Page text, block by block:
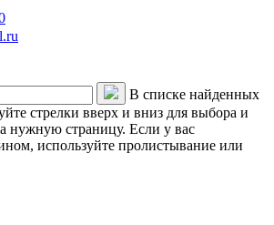
В списке найденных
стрелки вверх и вниз для выбора и
нужную страницу. Если у вас
используйте пролистывание или